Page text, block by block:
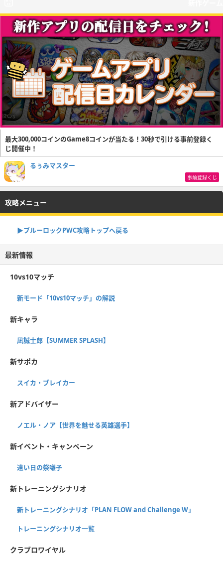
最大300,000コインのGame8コインが当たる！30秒で引ける事前登録く
じ開催中！
るぅみマスター
事前登録くじ
攻略メニュー
▶︎ブルーロックPWC攻略トップへ戻る
最新情報
10vs10マッチ
新モード「10vs10マッチ」の解説
新キャラ
凪誠士郎【SUMMER SPLASH】
新サポカ
スイカ・ブレイカー
新アドバイザー
ノエル・ノア【世界を魅せる英雄選手】
新イベント・キャンペーン
遠い日の祭囃子
新トレーニングシナリオ
新トレーニングシナリオ「PLAN FLOW and Challenge W」
トレーニングシナリオ一覧
クラブロワイヤル